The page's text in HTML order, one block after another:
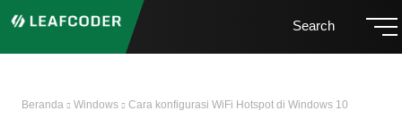
Search
Beranda Windows Cara konfigurasi WiFi Hotspot di Windows 10